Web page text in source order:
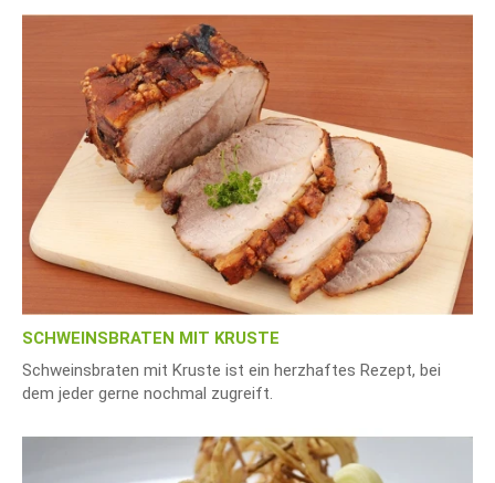
SCHWEINSBRATEN MIT KRUSTE
Schweinsbraten mit Kruste ist ein herzhaftes Rezept, bei
dem jeder gerne nochmal zugreift.